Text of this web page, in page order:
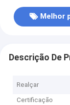
Melhor
Descrição De
Realçar
Certificação